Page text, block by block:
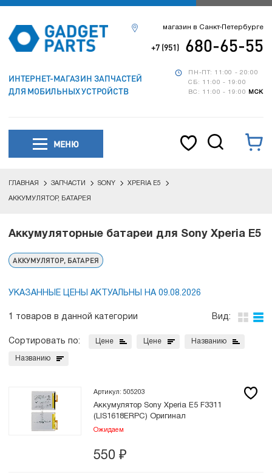
ИНТЕРНЕТ-МАГАЗИН ЗАПЧАСТЕЙ
ДЛЯ МОБИЛЬНЫХ УСТРОЙСТВ
ПН-ПТ: 11:00 - 20:00
СБ: 11:00 - 19:00
ВС: 11:00 - 19:00
МСК
магазин в Санкт-Петербурге
+7 (951) 680-65-55
МЕНЮ
ГЛАВНАЯ ЗАПЧАСТИ SONY XPERIA Е5
АККУМУЛЯТОР, БАТАРЕЯ
Аккумуляторные батареи для Sony Xperia E5
АККУМУЛЯТОР, БАТАРЕЯ
УКАЗАННЫЕ ЦЕНЫ АКТУАЛЬНЫ НА 09.08.2026
1 товаров в данной категории Вид:
Сортировать по: Цене Цене Названию
Названию
Артикул: 505203
Аккумулятор Sony Xperia Е5 F3311
(LIS1618ERPC) Оригинал
Ожидаем
550 ₽